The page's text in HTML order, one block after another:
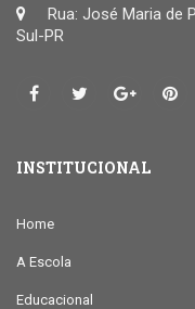
Rua: José Maria de
Sul-PR
INSTITUCIONAL
Home
A Escola
Educacional